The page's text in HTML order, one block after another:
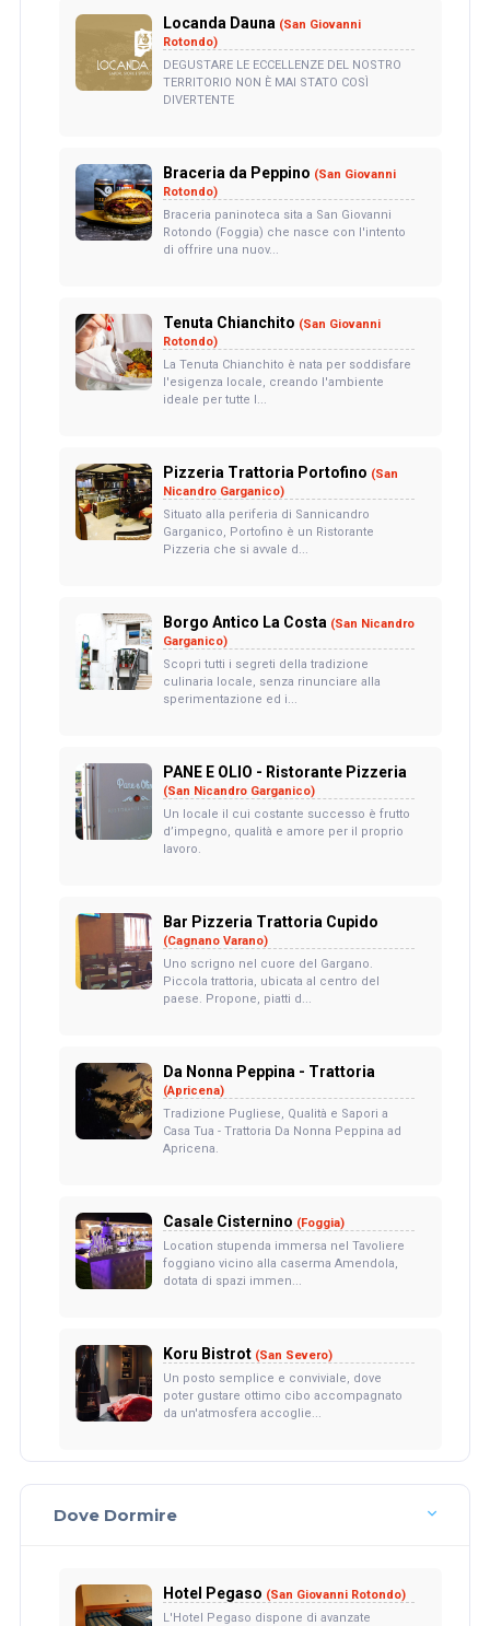
Locanda Dauna (San Giovanni
Rotondo)
DEGUSTARE LE ECCELLENZE DEL NOSTRO
TERRITORIO NON È MAI STATO COSÌ
DIVERTENTE
Braceria da Peppino (San Giovanni
Rotondo)
Braceria paninoteca sita a San Giovanni
Rotondo (Foggia) che nasce con l'intento
di offrire una nuov...
Tenuta Chianchito (San Giovanni
Rotondo)
La Tenuta Chianchito è nata per soddisfare
l'esigenza locale, creando l'ambiente
ideale per tutte l...
Pizzeria Trattoria Portofino (San
Nicandro Garganico)
Situato alla periferia di Sannicandro
Garganico, Portofino è un Ristorante
Pizzeria che si avvale d...
Borgo Antico La Costa (San Nicandro
Garganico)
Scopri tutti i segreti della tradizione
culinaria locale, senza rinunciare alla
sperimentazione ed i...
PANE E OLIO - Ristorante Pizzeria
(San Nicandro Garganico)
Un locale il cui costante successo è frutto
d’impegno, qualità e amore per il proprio
lavoro.
Bar Pizzeria Trattoria Cupido
(Cagnano Varano)
Uno scrigno nel cuore del Gargano.
Piccola trattoria, ubicata al centro del
paese. Propone, piatti d...
Da Nonna Peppina - Trattoria
(Apricena)
Tradizione Pugliese, Qualità e Sapori a
Casa Tua - Trattoria Da Nonna Peppina ad
Apricena.
Casale Cisternino (Foggia)
Location stupenda immersa nel Tavoliere
foggiano vicino alla caserma Amendola,
dotata di spazi immen...
Koru Bistrot (San Severo)
Un posto semplice e conviviale, dove
poter gustare ottimo cibo accompagnato
da un'atmosfera accoglie...
Dove Dormire
Hotel Pegaso (San Giovanni Rotondo)
L'Hotel Pegaso dispone di avanzate